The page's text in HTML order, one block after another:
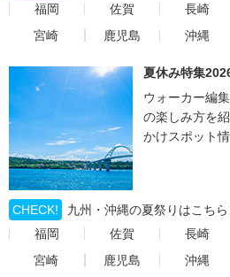
福岡
佐賀 長崎
宮崎
鹿児島 沖縄
夏休み特集
ウォーカー編
の楽しみ方を
かけスポット
CHECK!
九州・沖縄の夏祭りはこちら
福岡
佐賀 長崎
宮崎
鹿児島 沖縄